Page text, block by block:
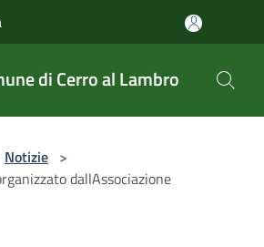
di Cerro al Lambro
Notizie >
dallAssociazione